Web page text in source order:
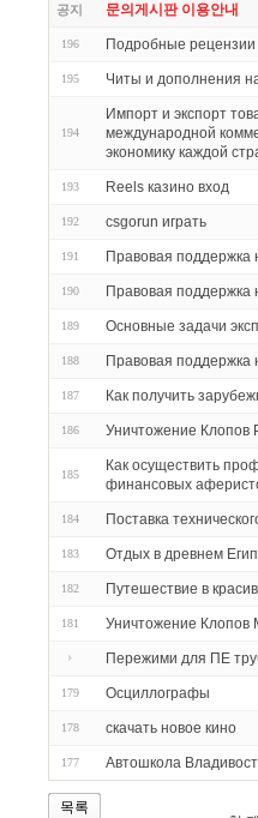
공지 문의게시판 이용안내
196 Подробные рецензии
195 Читы и дополнения
194
Импорт и экспорт
международной
экономику каждой
193 Reels казино вход
192 csgorun играть
191 Правовая поддержка
190 Правовая поддержка
189 Основные задачи
188 Правовая поддержка
187 Как получить
186 Уничтожение Клопов
185
Как осуществить
финансовых
184 Поставка
183 Отдых в древнем
182 Путешествие в
181 Уничтожение Клопов
Пережими для ПЕ
179 Осциллографы
178 скачать новое кино
177 Автошкола
목록